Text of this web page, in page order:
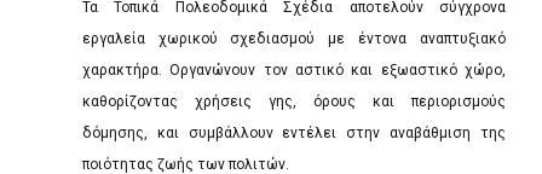
Τα Τοπικά Πολεοδομικά Σχέδια αποτελούν σύγχρονα
εργαλεία χωρικού σχεδιασμού με έντονα αναπτυξιακό
χαρακτήρα. Οργανώνουν τον αστικό και εξωαστικό χώρο,
καθορίζοντας χρήσεις γης, όρους και περιορισμούς
δόμησης, και συμβάλλουν εντέλει στην αναβάθμιση της
ποιότητας ζωής των πολιτών.